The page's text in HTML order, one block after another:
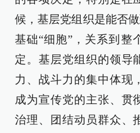
候，基层党组织是能否
基础“细胞”，关系到整
定。基层党组织的领导
力、战斗力的集中体现
成为宣传党的主张、贯
治理、团结动员群众、